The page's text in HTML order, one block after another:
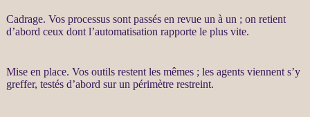
Cadrage. Vos processussont passés en revue un à un ; on retient
d’abord ceux dont l’automatisation rapporte le plus vite.
Mise en place. Vos outils restent les mêmes ; les agentsviennent s’y
greffer, testés d’abord sur un périmètre restreint.